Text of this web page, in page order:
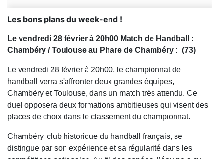
Les bons plans du week-end !
Le vendredi 28 février à 20h00 Match de Handball :
Chambéry / Toulouse au Phare de Chambéry : (73)
Le vendredi 28 février à 20h00, le championnat de
handball verra s'affronter deux grandes équipes,
Chambéry et Toulouse, dans un match très attendu. Ce
duel opposera deux formations ambitieuses qui visent des
places de choix dans le classement du championnat.
Chambéry, club historique du handball français, se
distingue par son expérience et sa régularité dans les